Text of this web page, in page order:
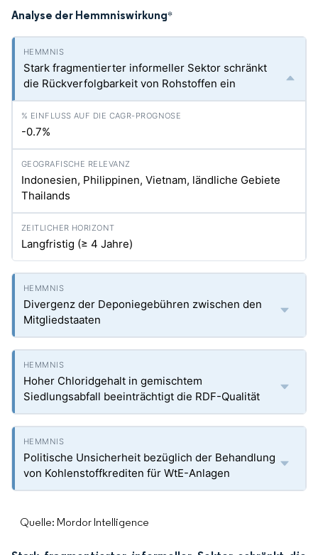
Analyse der Hemmniswirkung*
Stark fragmentierter informeller Sektor schränkt
die Rückverfolgbarkeit von Rohstoffen ein
-0.7%
Indonesien, Philippinen, Vietnam, ländliche Gebiete
Thailands
Langfristig (≥ 4 Jahre)
Divergenz der Deponiegebühren zwischen den
Mitgliedstaaten
Hoher Chloridgehalt in gemischtem
Siedlungsabfall beeinträchtigt die RDF-Qualität
Politische Unsicherheit bezüglich der Behandlung
von Kohlenstoffkrediten für WtE-Anlagen
Quelle: Mordor Intelligence